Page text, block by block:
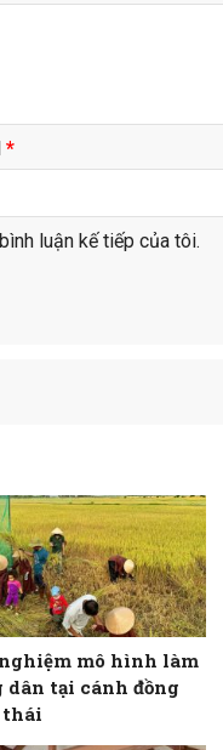
*
luận kế tiếp của tôi.
mô hình làm
dân tại cánh đồng